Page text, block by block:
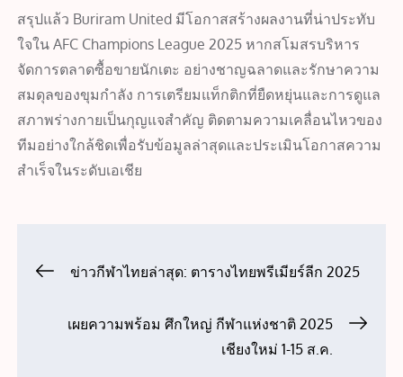
สรุปแล้ว Buriram United มีโอกาสสร้างผลงานที่น่าประทับ
ใจใน AFC Champions League 2025 หากสโมสรบริหาร
จัดการตลาดซื้อขายนักเตะ อย่างชาญฉลาดและรักษาความ
สมดุลของขุมกำลัง การเตรียมแท็กติกที่ยืดหยุ่นและการดูแล
สภาพร่างกายเป็นกุญแจสำคัญ ติดตามความเคลื่อนไหวของ
ทีมอย่างใกล้ชิดเพื่อรับข้อมูลล่าสุดและประเมินโอกาสความ
สำเร็จในระดับเอเชีย
Post
navigation
ข่าวกีฬาไทยล่าสุด: ตารางไทยพรีเมียร์ลีก 2025
เผยความพร้อม ศึกใหญ่ กีฬาแห่งชาติ 2025
เชียงใหม่ 1-15 ส.ค.